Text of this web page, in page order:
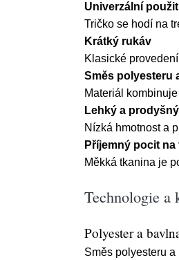
Univerzální
Tričko se hodí na
Krátký rukáv
Klasické
Směs polyesteru
Materiál
Lehký a
Nízká hmotnost a
Příjemný pocit na
Měkká tkanina je
Technologie a
Polyester a
Směs polyesteru